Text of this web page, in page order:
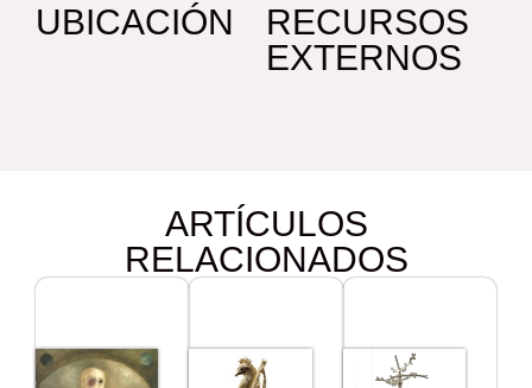
UBICACIÓN
RECURSOS
EXTERNOS
ARTÍCULOS
RELACIONADOS